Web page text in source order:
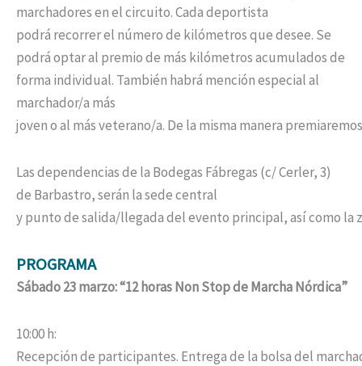
marchadores en el circuito. Cada deportista
podrá recorrer el número de kilómetros que desee. Se
podrá optar al premio de más kilómetros acumulados de
forma individual. También habrá mención especial al
marchador/a más
joven o al más veterano/a. De la misma manera
Las dependencias de la Bodegas Fábregas (c/ Cerler, 3)
de Barbastro, serán la sede central
y punto de salida/llegada del evento principal, así como la
PROGRAMA
Sábado 23 marzo: “12 horas Non Stop de Marcha Nórdica”
10:00 h:
Recepción de participantes. Entrega de la bolsa del